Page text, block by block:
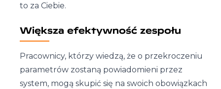
to za Ciebie.
Większa efektywność zespołu
Pracownicy, którzy wiedzą, że o przekroczeniu
parametrów zostaną powiadomieni przez
system, mogą skupić się na swoich obowiązkach